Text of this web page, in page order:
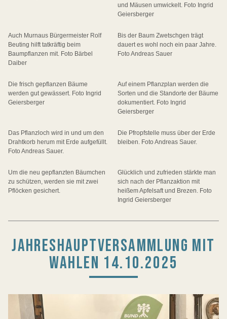
und Mäusen umwickelt. Foto Ingrid
Geiersberger
Auch Murnaus Bürgermeister Rolf
Beuting hilft tatkräftig beim
Baumpflanzen mit. Foto Bärbel
Daiber
Bis der Baum Zwetschgen trägt
dauert es wohl noch ein paar Jahre.
Foto Andreas Sauer
Die frisch gepflanzen Bäume
werden gut gewässert. Foto Ingrid
Geiersberger
Auf einem Pflanzplan werden die
Sorten und die Standorte der Bäume
dokumentiert. Foto Ingrid
Geiersberger
Das Pflanzloch wird in und um den
Drahtkorb herum mit Erde aufgefüllt.
Foto Andreas Sauer.
Die Pfropfstelle muss über der Erde
bleiben. Foto Andreas Sauer.
Um die neu gepflanzten Bäumchen
zu schützen, werden sie mit zwei
Pflöcken gesichert.
Glücklich und zufrieden stärkte man
sich nach der Pflanzaktion mit
heißem Apfelsaft und Brezen. Foto
Ingrid Geiersberger
JAHRESHAUPTVERSAMMLUNG MIT
WAHLEN 14.10.2025